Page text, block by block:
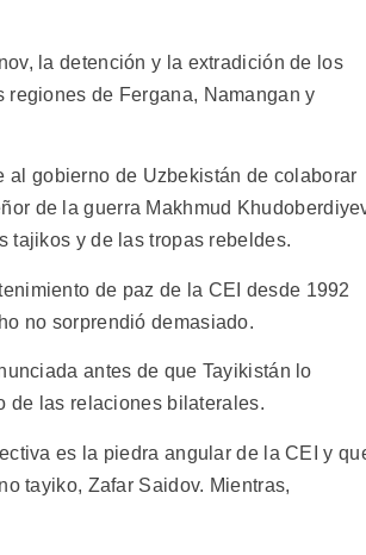
la detención y la extradición de los
de Fergana, Namangan y
al gobierno de Uzbekistán de colaborar
de la guerra Makhmud
tajikos y de las tropas rebeldes.
de paz de la CEI desde 1992
no sorprendió demasiado.
antes de que Tayikistán lo
de las relaciones bilaterales.
es la piedra angular de la CEI y
tayiko, Zafar Saidov. Mientras,